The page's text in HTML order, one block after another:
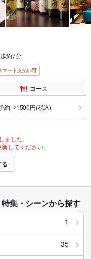
約7分
マート支払い可
コース
約⇒1500円(税込)
ました。
してください。
る
集・シーンから探す
1
35